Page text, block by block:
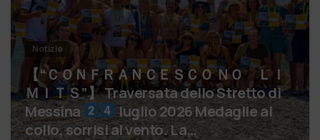
Notizie
【 “ＣＯＮＦＲＡＮＣＥＳＣＯ ＮＯ ＬＩ
ＭＩＴＳ”】 Traversata dello Stretto di
Messina
luglio 2026 Medaglie al
collo, sorrisi al vento. La…